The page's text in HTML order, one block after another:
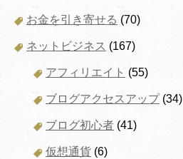
お金を引き寄せる (70)
ネットビジネス (167)
アフィリエイト (55)
ブログアクセスアップ(34)
ブログ初心者 (41)
仮想通貨 (6)